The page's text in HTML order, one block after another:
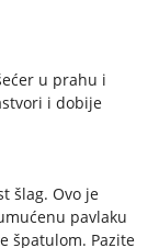
u prahu i
i dobije
šlag. Ovo je
pavlaku
špatulom. Pazite